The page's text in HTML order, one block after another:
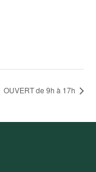
OUVERT de 9h à 17h